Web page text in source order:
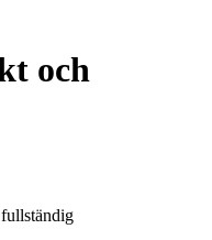
och